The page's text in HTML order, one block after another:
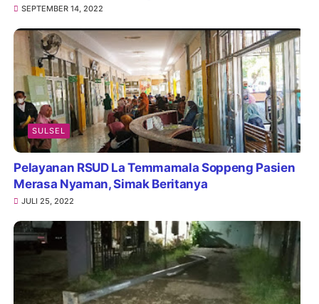
SEPTEMBER 14, 2022
SULSEL
Pelayanan RSUD La Temmamala Soppeng Pasien
Merasa Nyaman, Simak Beritanya
JULI 25, 2022